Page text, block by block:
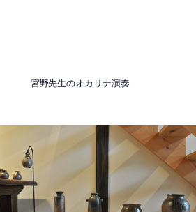
宮野先生のオカリナ演奏